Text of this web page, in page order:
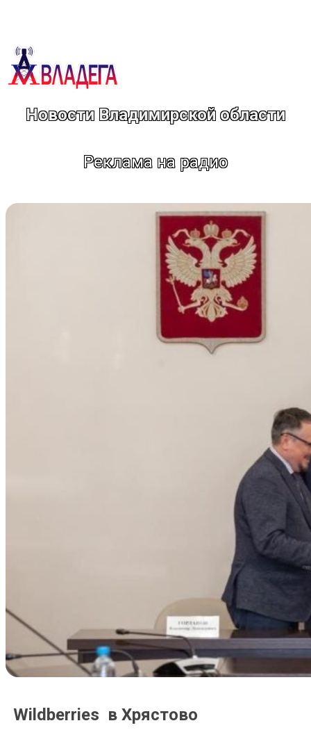
Новости Владимирской области
Реклама на радио
Wildberries в Хрястово